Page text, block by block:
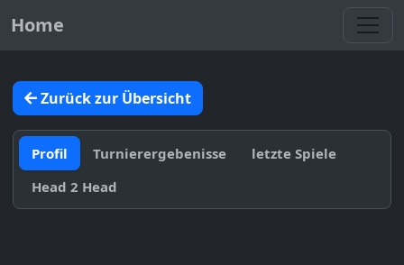
Home
Zurück zur Übersicht
Profil Turnierergebenisse
letzte Spiele
Head 2 Head